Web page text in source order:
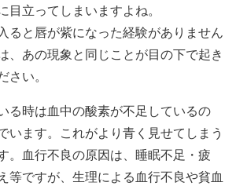
目立ってしまいますよね。
ると唇が紫になった経験がありません
、あの現象と同じことが目の下で起き
さい。
る時は血中の酸素が不足しているの
います。これがより青く見せてしまう
。血行不良の原因は、睡眠不足・疲
等ですが、生理による血行不良や貧血